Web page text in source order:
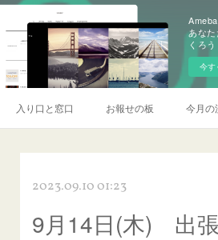
あな
くろう
今す
入り口と窓口 お報せの板 今月の
2023.09.10 01:23
9月14日(木) 出